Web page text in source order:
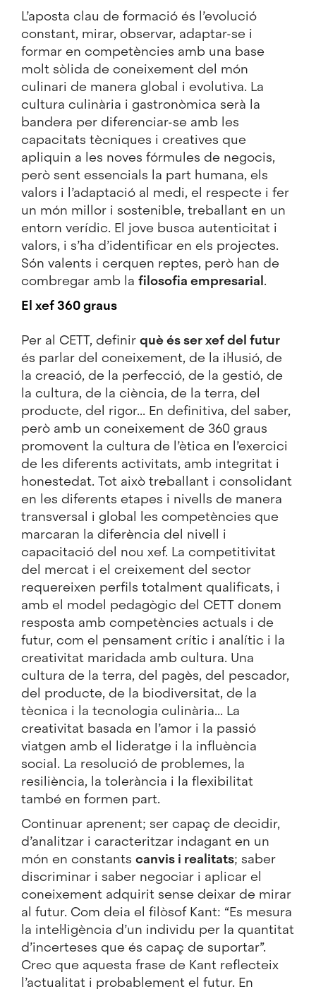
L’aposta clau de formació és l’evolució
constant, mirar, observar, adaptar-se i
formar en competències amb una base
molt sòlida de coneixement del món
culinari de manera global i evolutiva. La
cultura culinària i gastronòmica serà la
bandera per diferenciar-se amb les
capacitats tècniques i creatives que
apliquin a les noves fórmules de negocis,
però sent essencials la part humana, els
valors i l’adaptació al medi, el respecte i fer
un món millor i sostenible, treballant en un
entorn verídic. El jove busca autenticitat i
valors, i s’ha d’identificar en els projectes.
Són valents i cerquen reptes, però han de
combregar amb la filosofia empresarial.
El xef 360 graus
Per al CETT, definir què és ser xef del futur
és parlar del coneixement, de la il·lusió, de
la creació, de la perfecció, de la gestió, de
la cultura, de la ciència, de la terra, del
producte, del rigor... En definitiva, del saber,
però amb un coneixement de 360 graus
promovent la cultura de l’ètica en l’exercici
de les diferents activitats, amb integritat i
honestedat. Tot això treballant i consolidant
en les diferents etapes i nivells de manera
transversal i global les competències que
marcaran la diferència del nivell i
capacitació del nou xef. La competitivitat
del mercat i el creixement del sector
requereixen perfils totalment qualificats, i
amb el model pedagògic del CETT donem
resposta amb competències actuals i de
futur, com el pensament crític i analític i la
creativitat maridada amb cultura. Una
cultura de la terra, del pagès, del pescador,
del producte, de la biodiversitat, de la
tècnica i la tecnologia culinària... La
creativitat basada en l’amor i la passió
viatgen amb el lideratge i la influència
social. La resolució de problemes, la
resiliència, la tolerància i la flexibilitat
també en formen part.
Continuar aprenent; ser capaç de decidir,
d’analitzar i caracteritzar indagant en un
món en constants canvis i realitats; saber
discriminar i saber negociar i aplicar el
coneixement adquirit sense deixar de mirar
al futur. Com deia el filòsof Kant: “Es mesura
la intel·ligència d’un individu per la quantitat
d’incerteses que és capaç de suportar”.
Crec que aquesta frase de Kant reflecteix
l’actualitat i probablement el futur. En